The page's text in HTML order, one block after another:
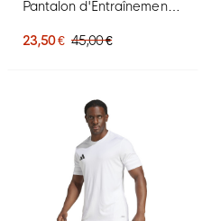
Pantalon d'Entraînement
23,50 € 45,00 €